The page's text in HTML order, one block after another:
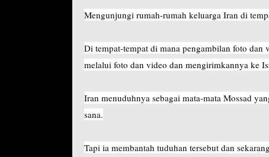
Mengunjungi rumah-rumah keluarga Iran di
Di tempat-tempat di mana pengambilan foto
melalui foto dan video dan mengirimkannya ke
Iran menuduhnya sebagai mata-mata Mossad
sana.
Tapi ia membantah tuduhan tersebut dan